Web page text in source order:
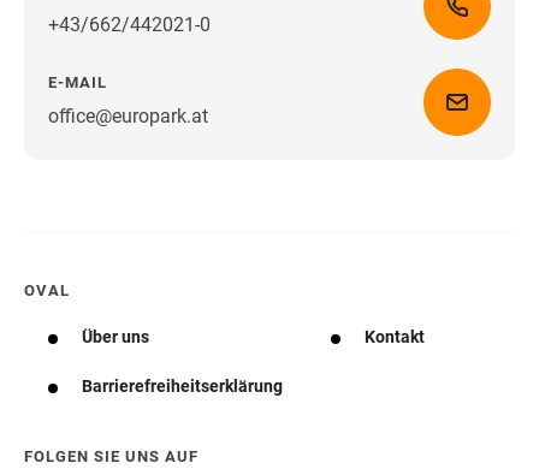
+43/662/442021-0
E-MAIL
office@europark.atWegbeschreibung erhalten
OVAL
Über uns Kontakt
Barrierefreiheitserklärung
FOLGEN SIE UNS AUF